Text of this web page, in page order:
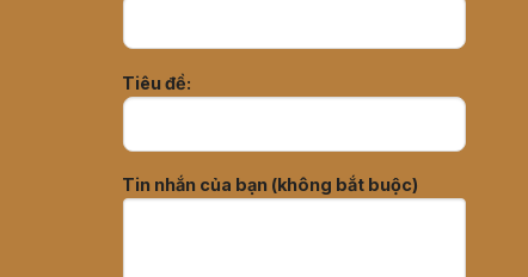
Tiêu đề:
Tin nhắn của bạn (không bắt buộc)